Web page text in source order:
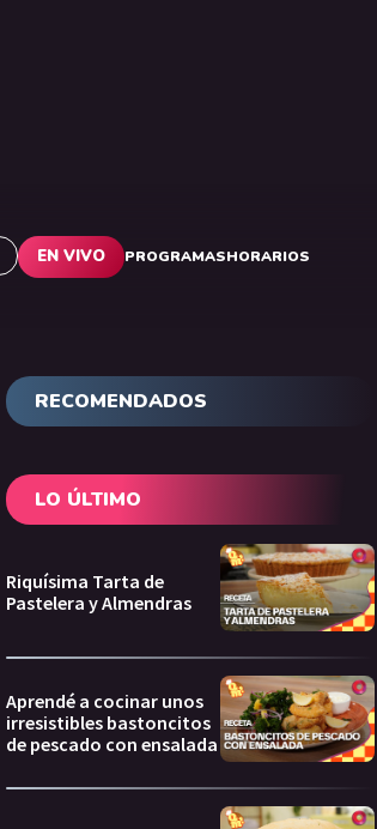
EN VIVO PROGRAMASHORARIOS
RECOMENDADOS
LO ÚLTIMO
Riquísima Tarta de
Pastelera y Almendras
Aprendé a cocinar unos
irresistibles bastoncitos
de pescado con ensalada